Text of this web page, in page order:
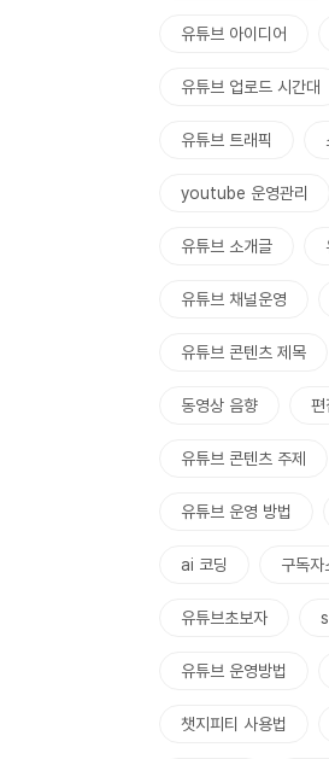
유튜브 아이디어
유튜브 업로드 시간대
유튜브 트래픽
youtube 운영관리
유튜브 소개글
유튜브 채널운영
유튜브 콘텐츠 제목
동영상 음향 편
유튜브 콘텐츠 주제
유튜브 운영 방법
ai 코딩 구독자
유튜브초보자
유튜브 운영방법
챗지피티 사용법